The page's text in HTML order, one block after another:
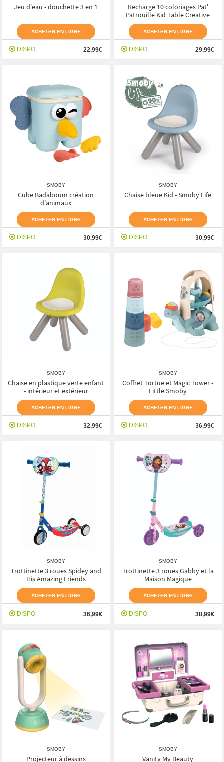
Jeu d'eau - douchette 3 en 1
ACHETER EN LIGNE
DISPO 22,99€
Recharge 10 coloriages Pat'
Patrouille Kid Table Creative
ACHETER EN LIGNE
DISPO 29,99€
SMOBY
Cube Badaboum création
d'animaux
ACHETER EN LIGNE
DISPO 30,99€
SMOBY
Chaise bleue Kid - Smoby Life
ACHETER EN LIGNE
DISPO 30,99€
SMOBY
Chaise en plastique verte enfant
- intérieur et extérieur
ACHETER EN LIGNE
DISPO 32,99€
SMOBY
Coffret Tortue et Magic Tower -
Little Smoby
ACHETER EN LIGNE
DISPO 36,99€
SMOBY
Trottinette 3 roues Spidey and
His Amazing Friends
ACHETER EN LIGNE
DISPO 36,99€
SMOBY
Trottinette 3 roues Gabby et la
Maison Magique
ACHETER EN LIGNE
DISPO 38,99€
SMOBY
Projecteur à dessins
SMOBY
Vanity My Beauty